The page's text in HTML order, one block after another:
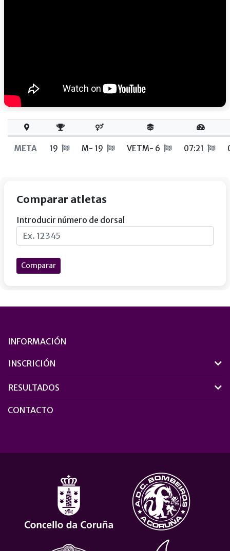
META 19 M- 19 VETM- 6 07:21
Comparar atletas
Introducir número de dorsal
Comparar
INFORMACIÓN
INSCRICIÓN
RESULTADOS
CONTACTO